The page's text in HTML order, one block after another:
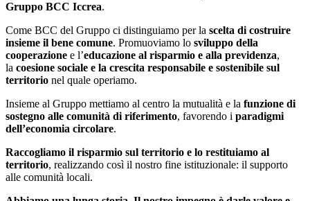
Gruppo BCC Iccrea.
Come BCC del Gruppo ci distinguiamo per la scelta di costruire
insieme il bene comune. Promuoviamo lo sviluppo della
cooperazione e l’educazione al risparmio e alla previdenza,
la coesione sociale e la crescita responsabile e sostenibile sul
territorio nel quale operiamo.
Insieme al Gruppo mettiamo al centro la mutualità e la funzione di
sostegno alle comunità di riferimento, favorendo i paradigmi
dell’economia circolare.
Raccogliamo il risparmio sul territorio e lo restituiamo al
territorio, realizzando così il nostro fine istituzionale: il supporto
alle comunità locali.